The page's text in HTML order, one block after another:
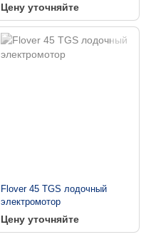
Цену уточняйте
Flover 45 TGS лодочный
электромотор
Цену уточняйте